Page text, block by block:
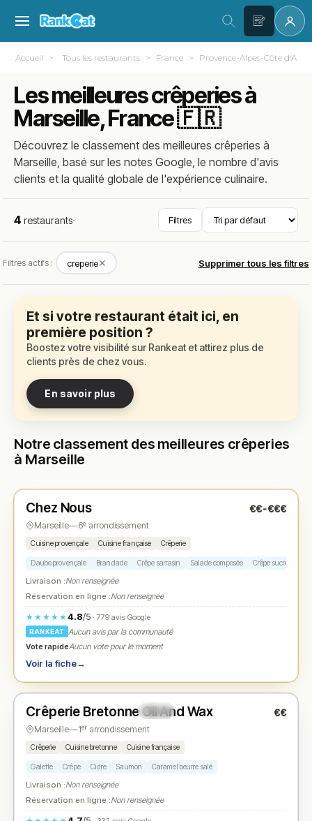
Accueil Tous les restaurants France Provence-Alpes-Côte d'Azur
Les meilleures crêperies à
Marseille, France 🇫🇷
Découvrez le classement des meilleures crêperies à
Marseille, basé sur les notes Google, le nombre d'avis
clients et la qualité globale de l'expérience culinaire.
4 restaurants· Filtres
Filtres actifs : creperie✕ Supprimer tous les filtres
Et si votre restaurant était ici, en
première position ?
Boostez votre visibilité sur Rankeat et attirez plus de
clients près de chez vous.
En savoir plus
Notre classement des meilleures crêperies
à Marseille
★ N° 1
Chez Nous €€-€€€
Marseille—6ᵉ arrondissement
Cuisine provençale Cuisine française Crêperie
Daube provençale Brandade Crêpe sarrasin Salade composée Crêpe sucrée
Livraison :Non renseignée
Réservation en ligne :Non renseignée
★★★★★4.8/5· 779 avis Google
RANKEAT
Aucun avis par la communauté
Vote rapideAucun vote pour le moment
Voir la fiche→
★ N° 2
Crêperie Bretonne Oil And Wax €€
Marseille—1ᵉʳ arrondissement
Crêperie Cuisine bretonne Cuisine française
Galette Crêpe Cidre Saumon Caramel beurre salé
Livraison :Non renseignée
Réservation en ligne :Non renseignée